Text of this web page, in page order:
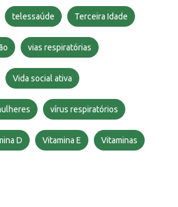
telessaúde Terceira Idade
vias respiratórias
Vida social ativa
vírus respiratórios
D Vitamina E Vitaminas